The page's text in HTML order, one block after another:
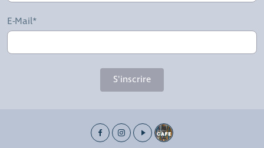
E-Mail*
S'inscrire